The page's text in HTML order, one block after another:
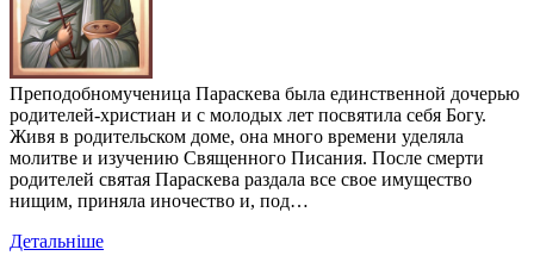
Преподобномученица Параскева была единственной дочерью
родителей-христиан и с молодых лет посвятила себя Богу.
Живя в родительском доме, она много времени уделяла
молитве и изучению Священного Писания. После смерти
родителей святая Параскева раздала все свое имущество
нищим, приняла иночество и, под…
Детальніше